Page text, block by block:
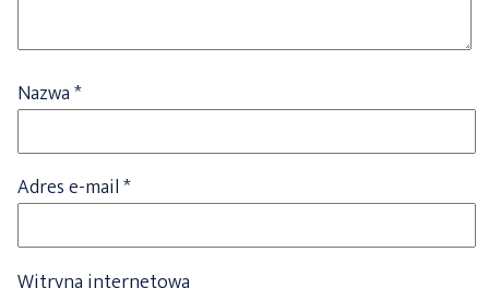
Nazwa*
Adres e-mail*